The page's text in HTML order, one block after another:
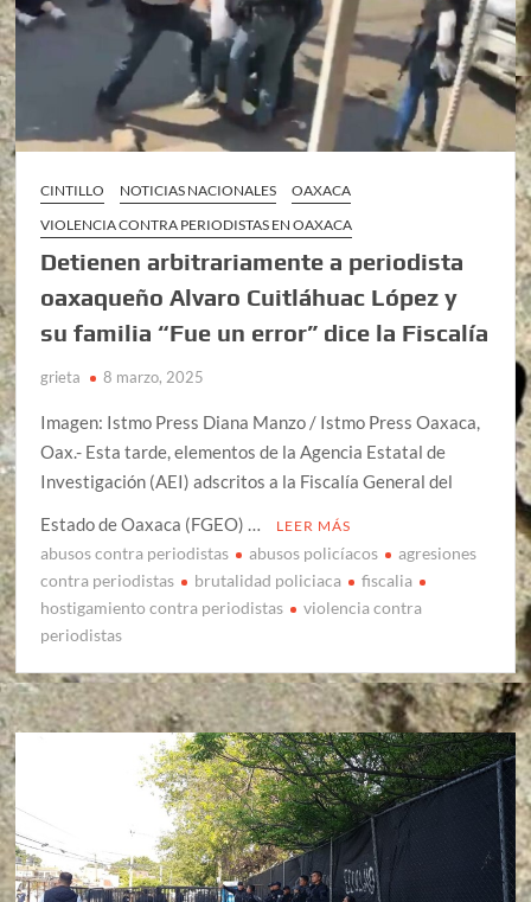
CINTILLO NOTICIAS NACIONALES
OAXACA
VIOLENCIA CONTRA PERIODISTAS EN OAXACA
Detienen arbitrariamente a periodista
oaxaqueño Alvaro Cuitláhuac López y
su familia “Fue un error” dice la Fiscalía
grieta 8 marzo, 2025
Imagen: Istmo Press Diana Manzo / Istmo Press Oaxaca,
Oax.- Esta tarde, elementos de la Agencia Estatal de
Investigación (AEI) adscritos a la Fiscalía General del
Estado de Oaxaca (FGEO) …
LEER MÁS
abusos contra periodistas abusos policíacos
agresiones
contra periodistas
brutalidad policiaca
fiscalia
hostigamiento contra periodistas
violencia contra
periodistas